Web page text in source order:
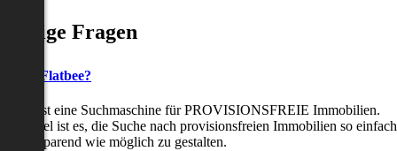
Fragen
ist Flatbee?
ist eine Suchmaschine für PROVISIONSFREIE Immobilien.
Ziel ist es, die Suche nach provisionsfreien Immobilien so einfach
zeitsparend wie möglich zu gestalten.